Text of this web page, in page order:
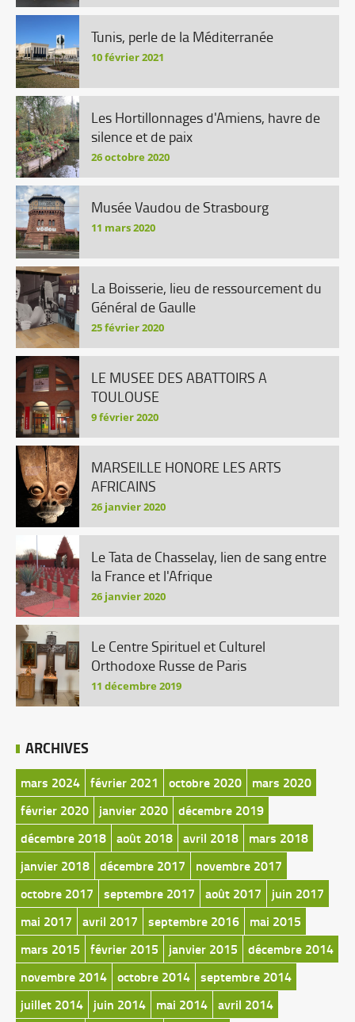
Tunis, perle de la Méditerranée
10 février 2021
Les Hortillonnages d'Amiens, havre de
silence et de paix
26 octobre 2020
Musée Vaudou de Strasbourg
11 mars 2020
La Boisserie, lieu de ressourcement du
Général de Gaulle
25 février 2020
LE MUSEE DES ABATTOIRS A
TOULOUSE
9 février 2020
MARSEILLE HONORE LES ARTS
AFRICAINS
26 janvier 2020
Le Tata de Chasselay, lien de sang entre
la France et l'Afrique
26 janvier 2020
Le Centre Spirituel et Culturel
Orthodoxe Russe de Paris
11 décembre 2019
ARCHIVES
mars 2024 février 2021 octobre 2020
mars 2020
février 2020
janvier 2020 décembre 2019
décembre 2018 août 2018 avril 2018
mars 2018
janvier 2018 décembre 2017
novembre 2017
octobre 2017
septembre 2017 août 2017
juin 2017
mai 2017
avril 2017 septembre 2016
mai 2015
mars 2015
février 2015 janvier 2015
décembre 2014
novembre 2014 octobre 2014 septembre 2014
juillet 2014
juin 2014 mai 2014 avril 2014